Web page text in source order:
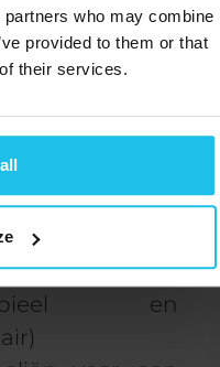
who may combine
provided to them or that
their services.
overweeg toe te
voedsel
(rijk aan B-
kokosolie
en